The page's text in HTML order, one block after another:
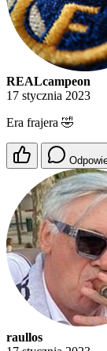
REALcampeon
17 stycznia 2023
Era frajera 🤣
raullos